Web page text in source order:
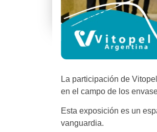
La participación de
en el campo de los
Esta exposición es un
vanguardia.